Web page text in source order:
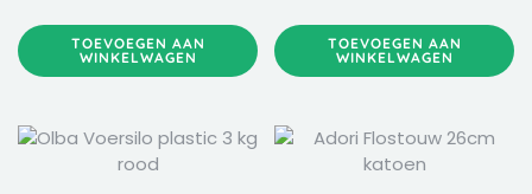
TOEVOEGEN AAN
WINKELWAGEN
TOEVOEGEN AAN
WINKELWAGEN